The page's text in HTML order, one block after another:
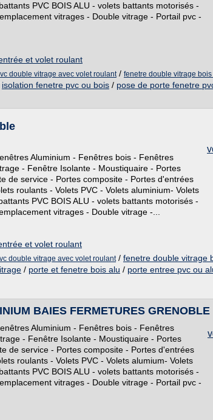
PVC BOIS ALU - volets battants motorisés -
vitrages - Double vitrage - Portail pvc -
et volet roulant
double vitrage avec volet roulant/ fenetre double vitrage bois
isolation fenetre pvc ou bois / pose de porte fenetre
Aluminium - Fenêtres bois - Fenêtres
- Fenêtre Isolante - Moustiquaire - Portes
de service - Portes composite - Portes d'entrées
roulants - Volets PVC - Volets aluminium- Volets
PVC BOIS ALU - volets battants motorisés -
vitrages - Double vitrage -...
et volet roulant
double vitrage avec volet roulant/ fenetre double vitrage
/ porte et fenetre bois alu / porte entree pvc ou
BAIES FERMETURES GRENOBLE
Aluminium - Fenêtres bois - Fenêtres
- Fenêtre Isolante - Moustiquaire - Portes
de service - Portes composite - Portes d'entrées
roulants - Volets PVC - Volets alumium- Volets
PVC BOIS ALU - volets battants motorisés -
vitrages - Double vitrage - Portail pvc -